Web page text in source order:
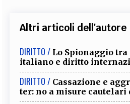
Altri articoli dell'autore
DIRITTO / Lo Spionaggio
italiano e diritto
DIRITTO / Cassazione e
ter: no a misure cautelari